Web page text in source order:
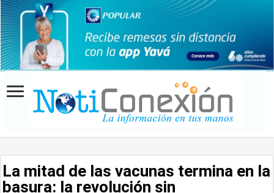
La mitad de las vacunas termina en la
basura: la revolución sin